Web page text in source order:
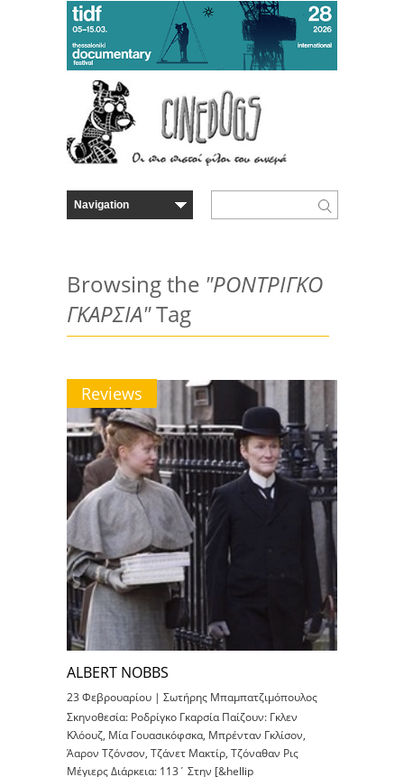
Browsing the "ΡΟΝΤΡΙΓΚΟ
ΓΚΑΡΣΙΑ"Tag
Reviews
ALBERT NOBBS
23 Φεβρουαρίου | Σωτήρης Μπαμπατζιμόπουλος
Σκηνοθεσία: Ροδρίγκο Γκαρσία Παίζουν: Γκλεν
Κλόουζ, Μία Γουασικόφσκα, Μπρένταν Γκλίσον,
Άαρον Τζόνσον, Τζάνετ Μακτίρ, Τζόναθαν Ρις
Μέγιερς Διάρκεια: 113΄ Στην [&hellip